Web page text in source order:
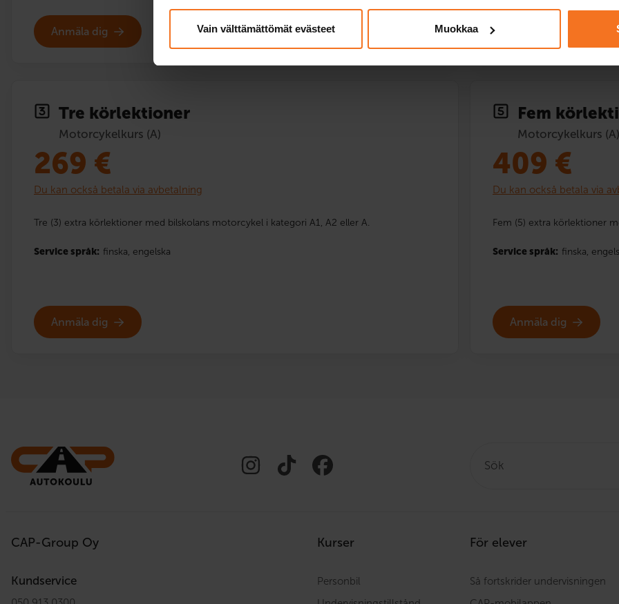
Vain välttämättömät evästeet Muokkaa
Anmäla dig
Tre körlektioner
Motorcykelkurs (A)
269 €
Du kan också betala via avbetalning
Tre (3) extra körlektioner med bilskolans motorcykel i kategori A1, A2 eller A.
Service språk: finska, engelska
Anmäla dig
Fem
Motorcykelkurs (A)
409 €
Du kan också betala via
Fem (5) extra körlektioner
Service språk: finska,
Anmäla dig
CAP-Group Oy
Kundservice
Kurser
Personbil
För elever
Så fortskrider undervisningen